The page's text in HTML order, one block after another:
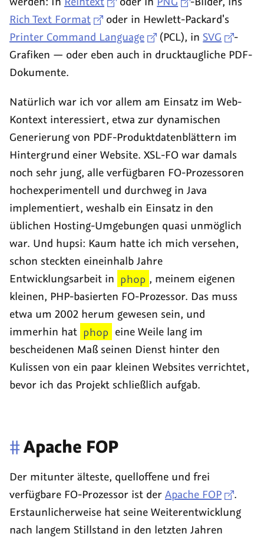
Rich Text Format
oder in Hewlett-Packard's
Printer Command Language
(PCL), inSVG
-
Grafiken — oder eben auch in drucktaugliche PDF-
Dokumente.
Natürlich war ich vor allem am Einsatz im Web-
Kontext interessiert, etwa zur dynamischen
Generierung von PDF-Produktdatenblättern im
Hintergrund einer Website. XSL-FO war damals
noch sehr jung, alle verfügbaren FO-Prozessoren
hochexperimentell und durchweg in Java
implementiert, weshalb ein Einsatz in den
üblichen Hosting-Umgebungen quasi unmöglich
war. Und hupsi: Kaum hatte ich mich versehen,
schon steckten eineinhalb Jahre
Entwicklungsarbeit in phop , meinem eigenen
kleinen, PHP-basierten FO-Prozessor. Das muss
etwa um 2002 herum gewesen sein, und
immerhin hat phop eine Weile lang im
bescheidenen Maß seinen Dienst hinter den
Kulissen von ein paar kleinen Websites verrichtet,
bevor ich das Projekt schließlich aufgab.
#Apache FOP
Der mitunter älteste, quelloffene und frei
verfügbare FO-Prozessor ist der Apache FOP
.
Erstaunlicherweise hat seine Weiterentwicklung
nach langem Stillstand in den letzten Jahren